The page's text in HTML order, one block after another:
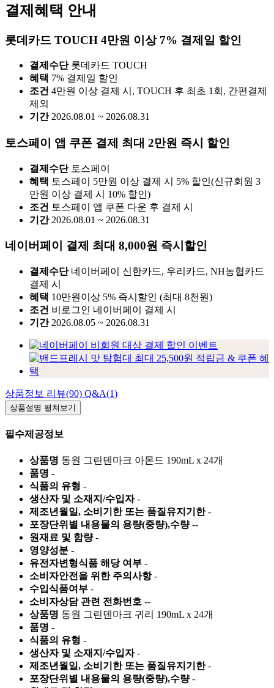
결제혜택 안내
롯데카드 TOUCH 4만원 이상 7% 결제일 할인
결제수단 롯데카드 TOUCH
혜택 7% 결제일 할인
조건 4만원 이상 결제 시, TOUCH 후 최초 1회, 간편결제
제외
기간 2026.08.01 ~ 2026.08.31
토스페이 앱 쿠폰 결제 최대 2만원 즉시 할인
결제수단 토스페이
혜택 토스페이 5만원 이상 결제 시 5% 할인(신규회원 3
만원 이상 결제 시 10% 할인)
조건 토스페이 앱 쿠폰 다운 후 결제 시
기간 2026.08.01 ~ 2026.08.31
네이버페이 결제 최대 8,000원 즉시할인
결제수단 네이버페이 신한카드, 우리카드, NH농협카드
결제 시
혜택 10만원이상 5% 즉시할인 (최대 8천원)
조건 비로그인 네이버페이 결제 시
기간 2026.08.05 ~ 2026.08.31
상품정보 리뷰(90) Q&A(1)
상품설명 펼쳐보기
필수제공정보
상품명 동원 그린덴마크 아몬드 190mL x 24개
품명 -
식품의 유형 -
생산자 및 소재지/수입자 -
제조년월일, 소비기한 또는 품질유지기한 -
포장단위별 내용물의 용량(중량),수량 --
원재료 및 함량 -
영양성분 -
유전자변형식품 해당 여부 -
소비자안전을 위한 주의사항 -
수입식품여부 -
소비자상담 관련 전화번호 --
상품명 동원 그린덴마크 귀리 190mL x 24개
품명 -
식품의 유형 -
생산자 및 소재지/수입자 -
제조년월일, 소비기한 또는 품질유지기한 -
포장단위별 내용물의 용량(중량),수량 -